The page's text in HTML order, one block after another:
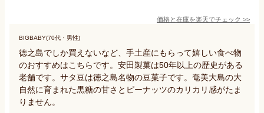
価格と在庫を楽天でチェック >>
BIGBABY(70代・男性)
徳之島でしか買えないなど、手土産にもらって嬉しい食べ物
のおすすめはこちらです。安田製菓は50年以上の歴史がある
老舗です。サタ豆は徳之島名物の豆菓子です。奄美大島の大
自然に育まれた黒糖の甘さとピーナッツのカリカリ感がたま
りません。